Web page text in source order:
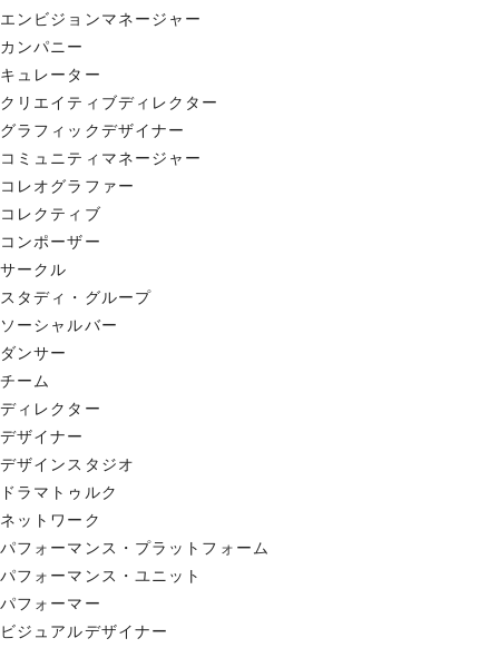
エンビジョンマネージャー
カンパニー
キュレーター
クリエイティブディレクター
グラフィックデザイナー
コミュニティマネージャー
コレオグラファー
コレクティブ
コンポーザー
サークル
スタディ・グループ
ソーシャルバー
ダンサー
チーム
ディレクター
デザイナー
デザインスタジオ
ドラマトゥルク
ネットワーク
パフォーマンス・プラットフォーム
パフォーマンス・ユニット
パフォーマー
ビジュアルデザイナー